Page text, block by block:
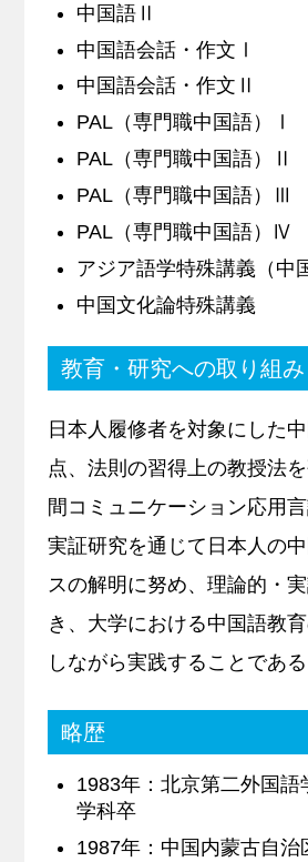
中国語Ⅱ
中国語会話・作文Ⅰ
中国語会話・作文Ⅱ
PAL（専門職中国語）Ⅰ
PAL（専門職中国語）Ⅱ
PAL（専門職中国語）Ⅲ
PAL（専門職中国語）Ⅳ
アジア語学特殊講義（中
中国文化論特殊講義
教育・研究への取り組み
日本人履修者を対象にした
点、法則の習得上の教授法
間コミュニケーション応用
実証研究を通じて日本人の
スの解明に努め、理論的・
き、大学における中国語教
しながら実践することである
略歴
1983年：北京第二外国語
学科卒
1987年：中国内蒙古自治